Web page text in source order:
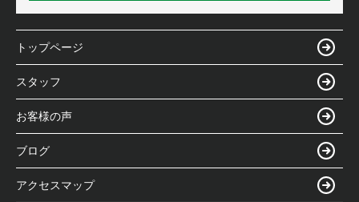
トップページ
スタッフ
お客様の声
ブログ
アクセスマップ